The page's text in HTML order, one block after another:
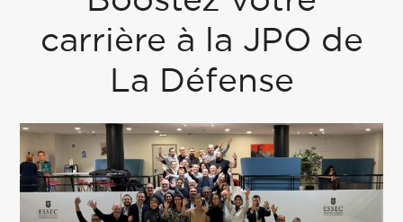
carrière à la JPO de
La Défense